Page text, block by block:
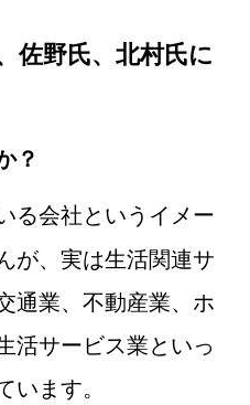
佐野氏、北村氏に
？
る会社というイメー
が、実は生活関連サ
通業、不動産業、ホ
活サービス業といっ
ます。